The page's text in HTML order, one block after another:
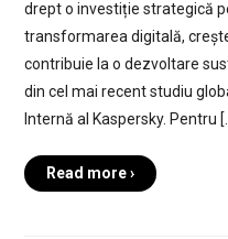
drept o investiție strategică
transformarea digitală,
contribuie la o dezvoltare
din cel mai recent studiu
Internă al Kaspersky. Pentru
Read more ›